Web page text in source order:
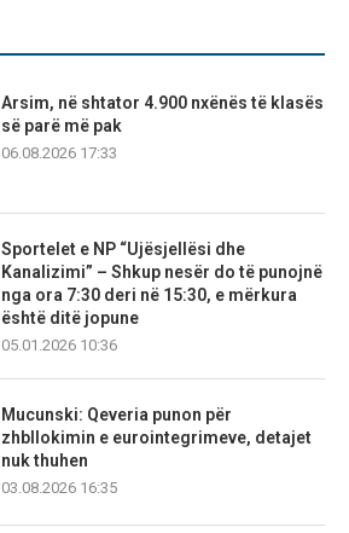
Arsim, në shtator 4.900 nxënës të klasës
së parë më pak
06.08.2026 17:33
Sportelet e NP “Ujësjellësi dhe
Kanalizimi” – Shkup nesër do të punojnë
nga ora 7:30 deri në 15:30, e mërkura
është ditë jopune
05.01.2026 10:36
Mucunski: Qeveria punon për
zhbllokimin e eurointegrimeve, detajet
nuk thuhen
03.08.2026 16:35